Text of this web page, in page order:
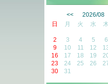
<<2026/
日
月 火 水 木
2
3 4 5 6
9
10 11 12
16
17 18 19
23
24 25 26
30
31